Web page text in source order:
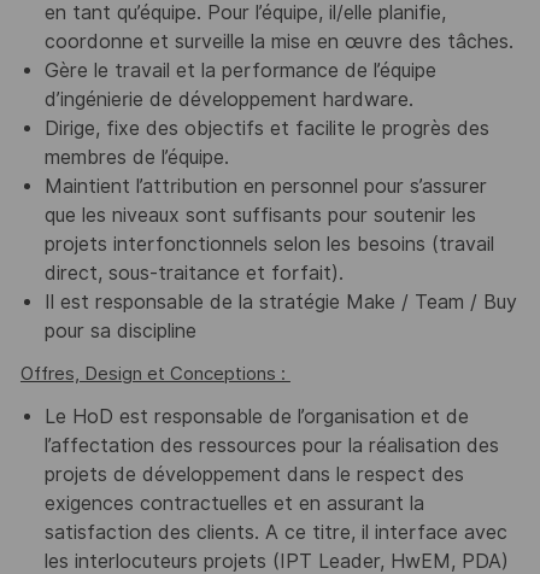
en tant qu’équipe. Pour l’équipe, il/elle planifie,
coordonne et surveille la mise en œuvre des tâches.
Gère le travail et la performance de l’équipe
d’ingénierie de développement hardware.
Dirige, fixe des objectifs et facilite le progrès des
membres de l’équipe.
Maintient l’attribution en personnel pour s’assurer
que les niveaux sont suffisants pour soutenir les
projets interfonctionnels selon les besoins (travail
direct, sous-traitance et forfait).
Il est responsable de la stratégie Make / Team / Buy
pour sa discipline
Offres, Design et Conceptions :
Le HoD est responsable de l’organisation et de
l’affectation des ressources pour la réalisation des
projets de développement dans le respect des
exigences contractuelles et en assurant la
satisfaction des clients. A ce titre, il interface avec
les interlocuteurs projets (IPT Leader, HwEM, PDA)